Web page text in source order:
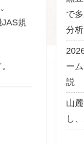
規
で
分析
ー
説
山
し